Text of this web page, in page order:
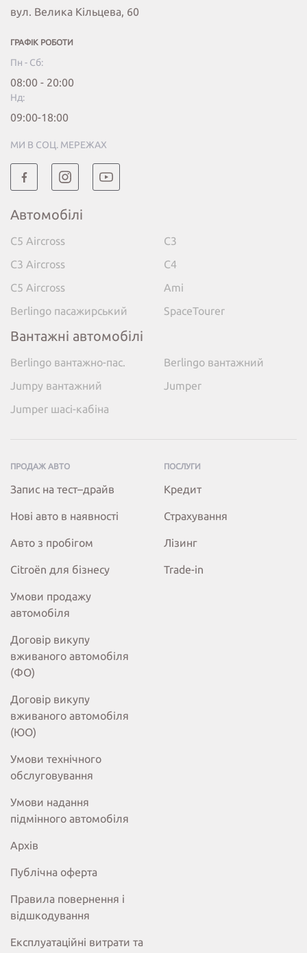
вул. Велика Кільцева, 60
ГРАФІК РОБОТИ
Пн - Сб:
08:00 - 20:00
Нд:
09:00-18:00
МИ В СОЦ. МЕРЕЖАХ
Автомобілі
C5 Aircross
C3
C3 Aircross
C4
C5 Aircross
Ami
Berlingo пасажирський
SpaceTourer
Вантажні автомобілі
Berlingo вантажно-пас.
Berlingo вантажний
Jumpy вантажний
Jumper
Jumper шасі-кабіна
ПРОДАЖ АВТО
Запис на тест–драйв
Нові авто в наявності
Авто з пробігом
Citroёn для бізнесу
Умови продажу
автомобіля
Договір викупу
вживаного автомобіля
(ФО)
Договір викупу
вживаного автомобіля
(ЮО)
Умови технічного
обслуговування
Умови надання
підмінного автомобіля
Архів
Публічна оферта
Правила повернення і
відшкодування
Експлуатаційні витрати та
ПОСЛУГИ
Кредит
Страхування
Лізинг
Trade-in